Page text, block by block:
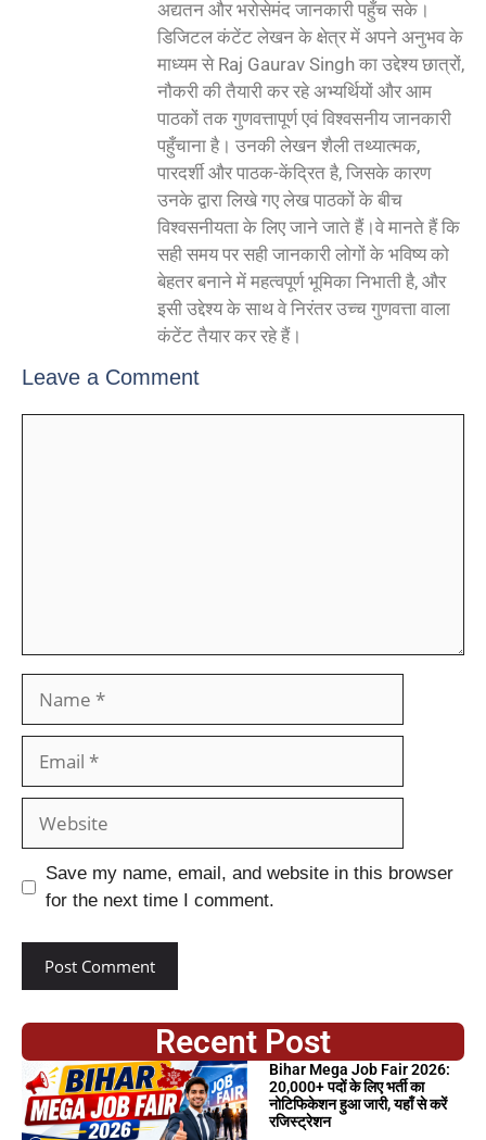
अद्यतन और भरोसेमंद जानकारी पहुँच सके।
डिजिटल कंटेंट लेखन के क्षेत्र में अपने अनुभव के
माध्यम से Raj Gaurav Singh का उद्देश्य छात्रों,
नौकरी की तैयारी कर रहे अभ्यर्थियों और आम
पाठकों तक गुणवत्तापूर्ण एवं विश्वसनीय जानकारी
पहुँचाना है। उनकी लेखन शैली तथ्यात्मक,
पारदर्शी और पाठक-केंद्रित है, जिसके कारण
उनके द्वारा लिखे गए लेख पाठकों के बीच
विश्वसनीयता के लिए जाने जाते हैं।वे मानते हैं कि
सही समय पर सही जानकारी लोगों के भविष्य को
बेहतर बनाने में महत्वपूर्ण भूमिका निभाती है, और
इसी उद्देश्य के साथ वे निरंतर उच्च गुणवत्ता वाला
कंटेंट तैयार कर रहे हैं।
Leave a Comment
Save my name, email, and website in this browser
for the next time I comment.
Recent Post
Bihar Mega Job Fair 2026:
20,000+ पदों के लिए भर्ती का
नोटिफिकेशन हुआ जारी, यहाँ से करें
रजिस्ट्रेशन